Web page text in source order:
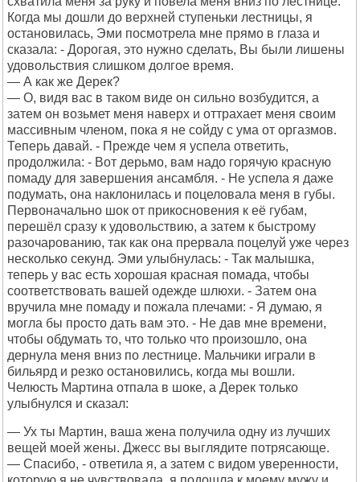
Когда мы дошли до верхней ступеньки лестницы, я
остановилась, Эми посмотрела мне прямо в глаза и
сказала: - Дорогая, это нужно сделать, Вы были лишены
удовольствия слишком долгое время.
— А как же Дерек?
— О, видя вас в таком виде он сильно возбудится, а
затем он возьмет меня наверх и оттрахает меня своим
массивным членом, пока я не сойду с ума от оргазмов.
Теперь давай. - Прежде чем я успела ответить,
продолжила: - Вот дерьмо, вам надо горячую красную
помаду для завершения ансамбля. - Не успела я даже
подумать, она наклонилась и поцеловала меня в губы.
Первоначально шок от прикосновения к её губам,
перешёл сразу к удовольствию, а затем к быстрому
разочарованию, так как она прервала поцелуй уже через
несколько секунд. Эми улыбнулась: - Так малышка,
теперь у вас есть хорошая красная помада, чтобы
соответствовать вашей одежде шлюхи. - Затем она
вручила мне помаду и пожала плечами: - Я думаю, я
могла бы просто дать вам это. - Не дав мне времени,
чтобы обдумать то, что только что произошло, она
дернула меня вниз по лестнице. Мальчики играли в
бильярд и резко остановились, когда мы вошли.
Челюсть Мартина отпала в шоке, а Дерек только
улыбнулся и сказал:
— Ух ты Мартин, ваша жена получила одну из лучших
вещей моей жены. Джесс вы выглядите потрясающе.
— Спасибо, - ответила я, а затем с видом уверенности,